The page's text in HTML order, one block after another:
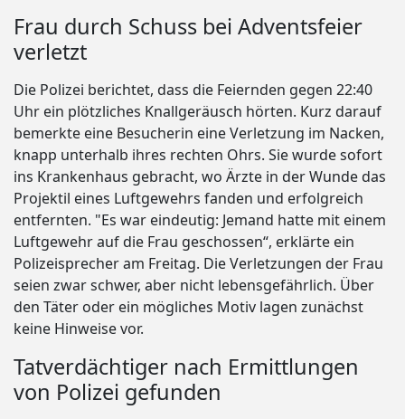
Frau durch Schuss bei Adventsfeier
verletzt
Die Polizei berichtet, dass die Feiernden gegen 22:40
Uhr ein plötzliches Knallgeräusch hörten. Kurz darauf
bemerkte eine Besucherin eine Verletzung im Nacken,
knapp unterhalb ihres rechten Ohrs. Sie wurde sofort
ins Krankenhaus gebracht, wo Ärzte in der Wunde das
Projektil eines Luftgewehrs fanden und erfolgreich
entfernten. "Es war eindeutig: Jemand hatte mit einem
Luftgewehr auf die Frau geschossen“, erklärte ein
Polizeisprecher am Freitag. Die Verletzungen der Frau
seien zwar schwer, aber nicht lebensgefährlich. Über
den Täter oder ein mögliches Motiv lagen zunächst
keine Hinweise vor.
Tatverdächtiger nach Ermittlungen
von Polizei gefunden